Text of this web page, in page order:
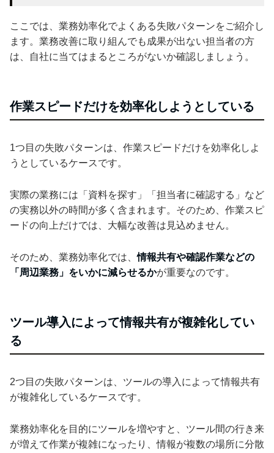
ここでは、業務効率化でよくある失敗パターンをご紹介し
ます。業務改善に取り組んでも成果が出ない担当者の方
は、自社に当てはまるところがないか確認しましょう。
作業スピードだけを効率化しようとしている
1つ目の失敗パターンは、作業スピードだけを効率化しよ
うとしているケースです。
実際の業務には「資料を探す」「担当者に確認する」など
の実務以外の時間が多く含まれます。そのため、作業スピ
ードの向上だけでは、大幅な改善は見込めません。
そのため、業務効率化では、情報共有や確認作業などの
「周辺業務」をいかに減らせるかが重要なのです。
ツール導入によって情報共有が複雑化してい
る
2つ目の失敗パターンは、ツールの導入によって情報共有
が複雑化しているケースです。
業務効率化を目的にツールを増やすと、ツール間の行き来
が増えて作業が複雑になったり、情報が複数の場所に分散